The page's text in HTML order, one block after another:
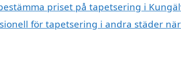
priset på tapetsering i
för tapetsering i andra städer